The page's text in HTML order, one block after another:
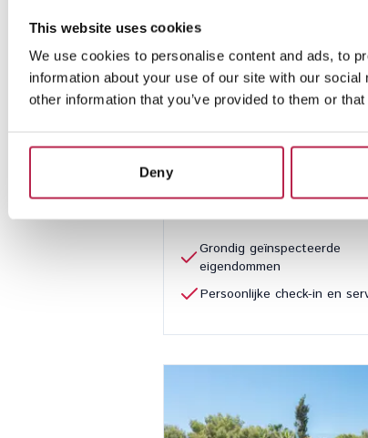
This website uses cookies
We use cookies to personalise content and ads, to
information about your use of our site with our
other information that you’ve provided to them or
Deny
Es Repos
San Antonio
5
3 2
€ 4.790,00
Grondig geïnspecteerde
eigendommen
Persoonlijke check-in en